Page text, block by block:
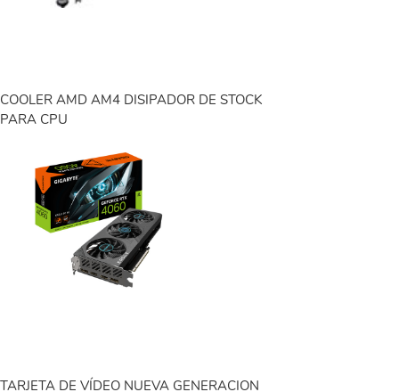
COOLER AMD AM4 DISIPADOR DE STOCK
PARA CPU
TARJETA DE VÍDEO NUEVA GENERACION